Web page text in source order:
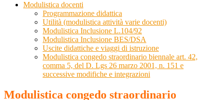
Modulistica docenti
Programmazione didattica
Utilità (modulistica attività varie docenti)
Modulistica Inclusione L.104/92
Modulistica Inclusione BES/DSA
Uscite didattiche e viaggi di istruzione
Modulistica congedo straordinario biennale art. 42,
comma 5, del D. Lgs 26 marzo 2001, n. 151 e
successive modifiche e integrazioni
Modulistica congedo straordinario